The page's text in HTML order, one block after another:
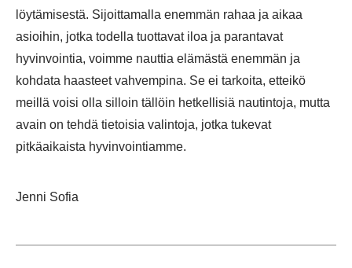
löytämisestä. Sijoittamalla enemmän rahaa ja aikaa
asioihin, jotka todella tuottavat iloa ja parantavat
hyvinvointia, voimme nauttia elämästä enemmän ja
kohdata haasteet vahvempina. Se ei tarkoita, etteikö
meillä voisi olla silloin tällöin hetkellisiä nautintoja, mutta
avain on tehdä tietoisia valintoja, jotka tukevat
pitkäaikaista hyvinvointiamme.
Jenni Sofia